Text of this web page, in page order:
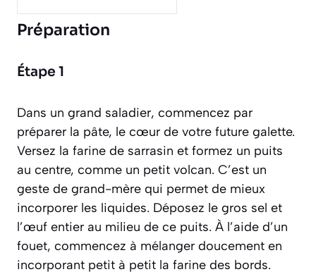
Préparation
Étape 1
Dans un grand saladier, commencez par
préparer la pâte, le cœur de votre future galette.
Versez la farine de sarrasin et formez un puits
au centre, comme un petit volcan. C’est un
geste de grand-mère qui permet de mieux
incorporer les liquides. Déposez le gros sel et
l’œuf entier au milieu de ce puits. À l’aide d’un
fouet, commencez à mélanger doucement en
incorporant petit à petit la farine des bords.